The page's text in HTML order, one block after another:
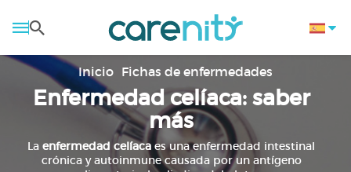
Inicio Fichas de enfermedades
Enfermedad celíaca: saber
más
Laenfermedad celíaca es una enfermedad intestinal
crónica y autoinmune causada por un antígeno